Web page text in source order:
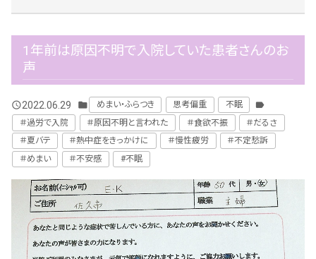
1年前は原因不明で入院していた患者さんのお
声
query_builder2022.06.29 folder めまい・ふらつき 思考偏重 不眠 label
＃過労で入院 ＃原因不明と言われた ＃食欲不振
＃だるさ
＃夏バテ
＃熱中症をきっかけに ＃慢性疲労
＃不定愁訴
＃めまい
＃不安感 #不眠